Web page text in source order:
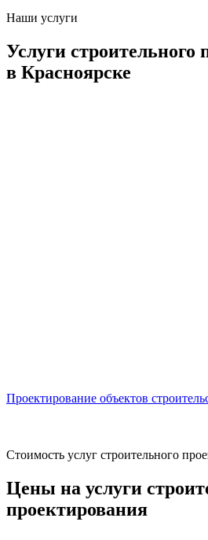
Наши услуги
Услуги строительного
в Красноярске
Проектирование объектов
Стоимость услуг строительного
Цены на услуги
проектирования